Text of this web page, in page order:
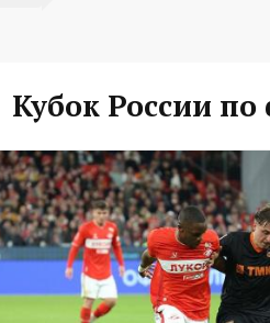
Кубок России по